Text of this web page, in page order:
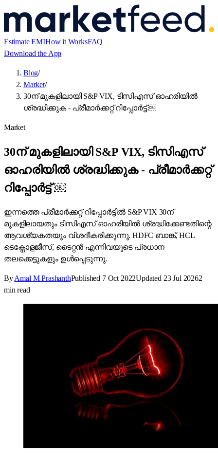
Estimate EMIHow it WorksFAQ
Download the App
Blog/
Market/
30ന് മുകളിലായി S&P VIX, ടിസിഎസ് ഓഹരിയിൽ
ശ്രദ്ധിക്കുക - പ്രീമാർക്കറ്റ് റിപ്പോർട്ട് ￼
Market
30ന് മുകളിലായി S&P VIX, ടിസിഎസ്
ഓഹരിയിൽ ശ്രദ്ധിക്കുക - പ്രീമാർക്കറ്റ്
റിപ്പോർട്ട് ￼
ഇന്നത്തെ പ്രീമാർക്കറ്റ് റിപ്പോർട്ടിൽ S&P VIX 30ന്
മുകളിലായതും ടിസിഎസ് ഓഹരിയിൽ ശ്രദ്ധിക്കേണ്ടതിന്റെ
ആവശ്യകതയും വിശദീകരിക്കുന്നു. HDFC ബാങ്ക്, HCL
ടെക്നോളജീസ്, ടൈറ്റൻ എന്നിവയുടെ പ്രധാന
തലക്കെട്ടുകളും ഉൾപ്പെടുന്നു.
ByAmal M PrashanthPublished 7 Oct 2022Updated 23 Jul 20262
min read